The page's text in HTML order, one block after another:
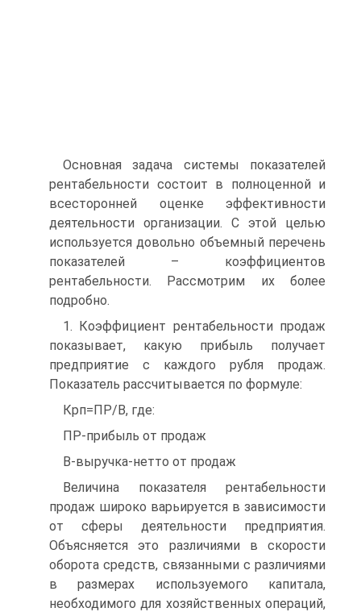
Основная задача системы показателей
рентабельности состоит в полноценной и
всесторонней оценке эффективности
деятельности организации. С этой целью
используется довольно объемный перечень
показателей – коэффициентов
рентабельности. Рассмотрим их более
подробно.
1. Коэффициент рентабельности продаж
показывает, какую прибыль получает
предприятие с каждого рубля продаж.
Показатель рассчитывается по формуле:
Крп=ПР/В, где:
ПР-прибыль от продаж
В-выручка-нетто от продаж
Величина показателя рентабельности
продаж широко варьируется в зависимости
от сферы деятельности предприятия.
Объясняется это различиями в скорости
оборота средств, связанными с различиями
в размерах используемого капитала,
необходимого для хозяйственных операций,